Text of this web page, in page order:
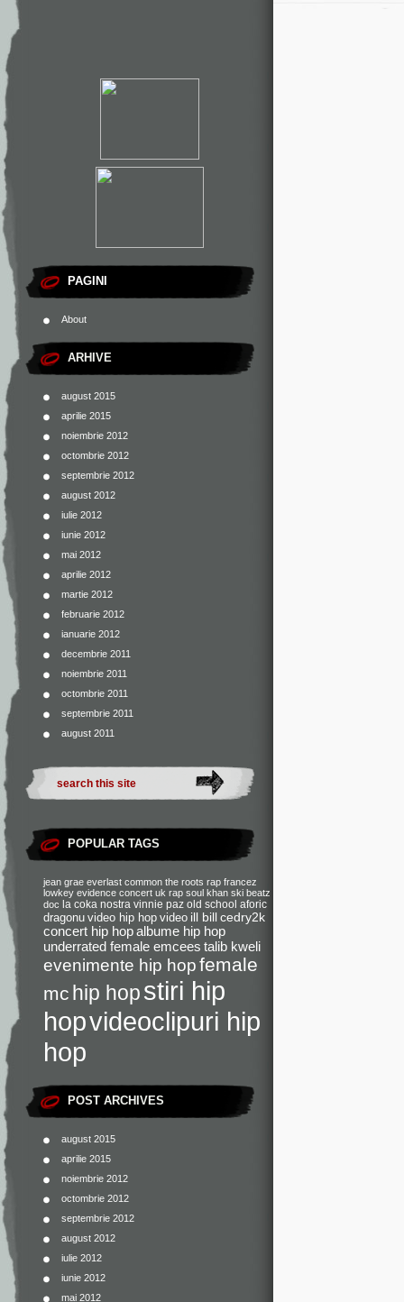
PAGINI
About
ARHIVE
august 2015
aprilie 2015
noiembrie 2012
octombrie 2012
septembrie 2012
august 2012
iulie 2012
iunie 2012
mai 2012
aprilie 2012
martie 2012
februarie 2012
ianuarie 2012
decembrie 2011
noiembrie 2011
octombrie 2011
septembrie 2011
august 2011
POPULAR TAGS
jean grae everlast common the roots rap francez
lowkey evidence concert uk rap soul khan ski beatz
doc la coka nostra vinnie paz old school aforic
dragonu video hip hop video ill bill cedry2k
concert hip hopalbume hip hop
underrated female emcees talib kweli
evenimente hip hopfemale
mc hip hopstiri hip
hopvideoclipuri hip
hop
POST ARCHIVES
august 2015
aprilie 2015
noiembrie 2012
octombrie 2012
septembrie 2012
august 2012
iulie 2012
iunie 2012
mai 2012